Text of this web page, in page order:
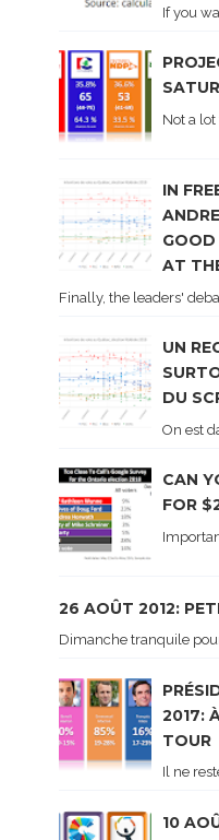
If you
Not a
IN
GOOD
AT
Finally, the leaders'
UN
DU
On est
CAN
FOR
26 AOÛT 2012:
Dimanche tranquile
2017:
TOUR
Il ne
10